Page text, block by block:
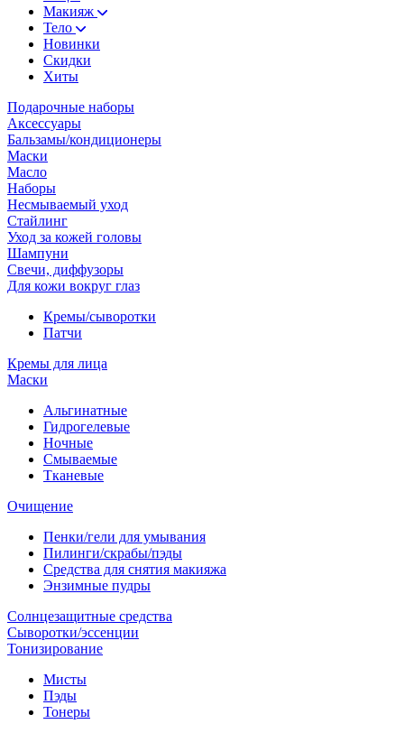
Макияж
Тело
Новинки
Скидки
Хиты
Подарочные наборы
Аксессуары
Бальзамы/кондиционеры
Маски
Масло
Наборы
Несмываемый уход
Стайлинг
Уход за кожей головы
Шампуни
Свечи, диффузоры
Для кожи вокруг глаз
Кремы/сыворотки
Патчи
Кремы для лица
Маски
Альгинатные
Гидрогелевые
Ночные
Смываемые
Тканевые
Очищение
Пенки/гели для умывания
Пилинги/скрабы/пэды
Средства для снятия макияжа
Энзимные пудры
Солнцезащитные средства
Сыворотки/эссенции
Тонизирование
Мисты
Пэды
Тонеры